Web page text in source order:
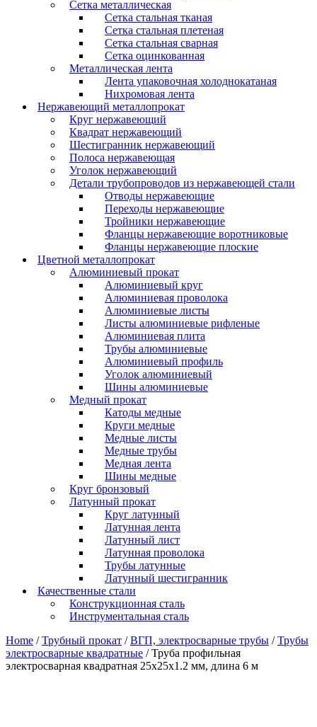
Сетка металлическая
Сетка стальная тканая
Сетка стальная плетеная
Сетка стальная сварная
Сетка оцинкованная
Металлическая лента
Лента упаковочная холоднокатаная
Нихромовая лента
Нержавеющий металлопрокат
Круг нержавеющий
Квадрат нержавеющий
Шестигранник нержавеющий
Полоса нержавеющая
Уголок нержавеющий
Детали трубопроводов из нержавеющей стали
Отводы нержавеющие
Переходы нержавеющие
Тройники нержавеющие
Фланцы нержавеющие воротниковые
Фланцы нержавеющие плоские
Цветной металлопрокат
Алюминиевый прокат
Алюминиевый круг
Алюминиевая проволока
Алюминиевые листы
Листы алюминиевые рифленые
Алюминиевая плита
Трубы алюминиевые
Алюминиевый профиль
Уголок алюминиевый
Шины алюминиевые
Медный прокат
Катоды медные
Круги медные
Медные листы
Медные трубы
Медная лента
Шины медные
Круг бронзовый
Латунный прокат
Круг латунный
Латунная лента
Латунный лист
Латунная проволока
Трубы латунные
Латунный шестигранник
Качественные стали
Конструкционная сталь
Инструментальная сталь
Home /Трубный прокат /ВГП, электросварные трубы /Трубы
электросварные квадратные / Труба профильная
электросварная квадратная 25х25х1.2 мм, длина 6 м